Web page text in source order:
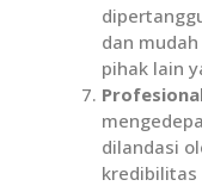
dan
pihak lain
dilandasi
kredibilitas